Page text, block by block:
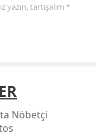
tartışalım *
Nöbetçi